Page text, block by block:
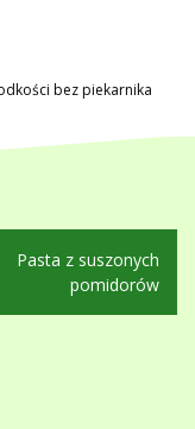
bez piekarnika
Pasta z suszonych
pomidorów